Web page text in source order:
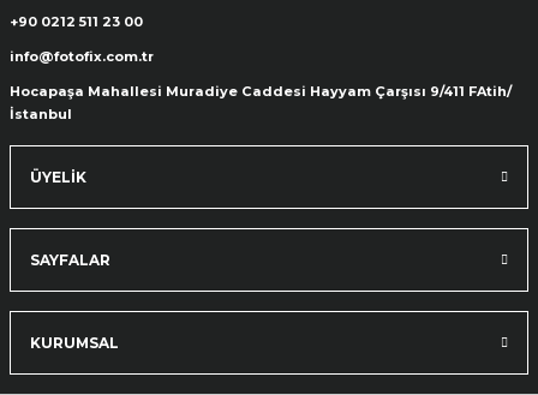
+90 0212 511 23 00
info@fotofix.com.tr
Hocapaşa Mahallesi Muradiye Caddesi Hayyam Çarşısı 9/411 FAtih/
İstanbul
ÜYELİK
SAYFALAR
KURUMSAL